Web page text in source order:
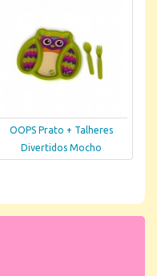
OOPS Prato + Talheres
Divertidos Mocho